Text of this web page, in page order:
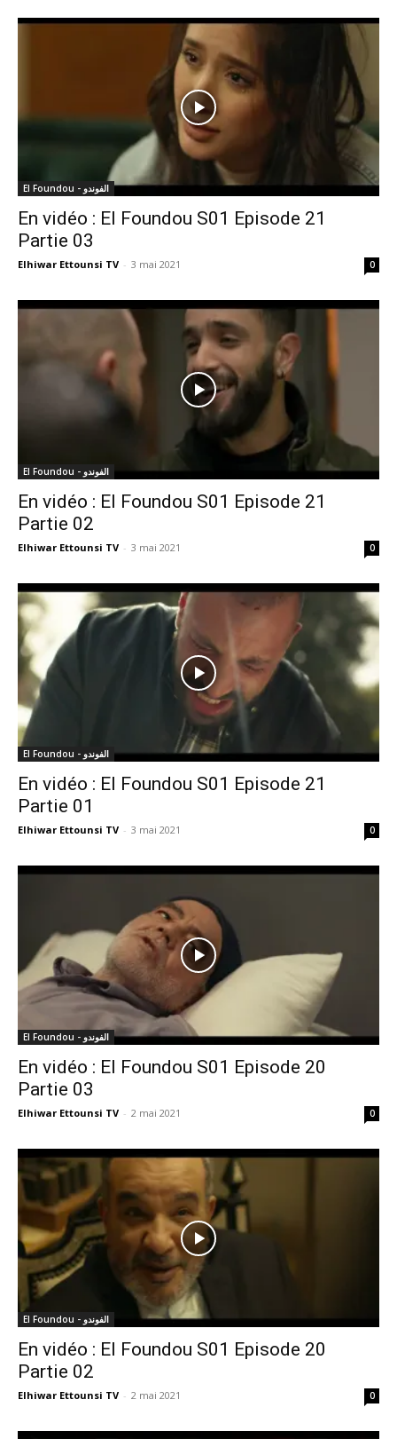
El Foundou - الفوندو
En vidéo : El Foundou S01 Episode 21
Partie 03
Elhiwar Ettounsi TV - 3 mai 2021 0
El Foundou - الفوندو
En vidéo : El Foundou S01 Episode 21
Partie 02
Elhiwar Ettounsi TV - 3 mai 2021 0
El Foundou - الفوندو
En vidéo : El Foundou S01 Episode 21
Partie 01
Elhiwar Ettounsi TV - 3 mai 2021 0
El Foundou - الفوندو
En vidéo : El Foundou S01 Episode 20
Partie 03
Elhiwar Ettounsi TV - 2 mai 2021 0
El Foundou - الفوندو
En vidéo : El Foundou S01 Episode 20
Partie 02
Elhiwar Ettounsi TV - 2 mai 2021 0